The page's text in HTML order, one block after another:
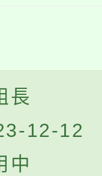
長
12-12
中